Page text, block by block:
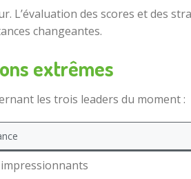
des scores et des
changeantes.
extrêmes
les trois leaders du moment :
impressionnants